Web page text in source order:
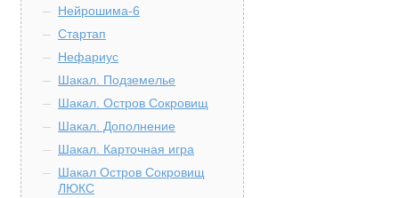
Нейрошима-6
Стартап
Нефариус
Шакал. Подземелье
Шакал. Остров Сокровищ
Шакал. Дополнение
Шакал. Карточная игра
Шакал Остров Сокровищ
ЛЮКС